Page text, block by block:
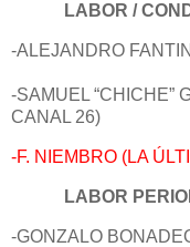
LABOR /
-ALEJANDRO
-SAMUEL “CHICHE”
CANAL 26)
-F. NIEMBRO (LA
LABOR
-GONZALO